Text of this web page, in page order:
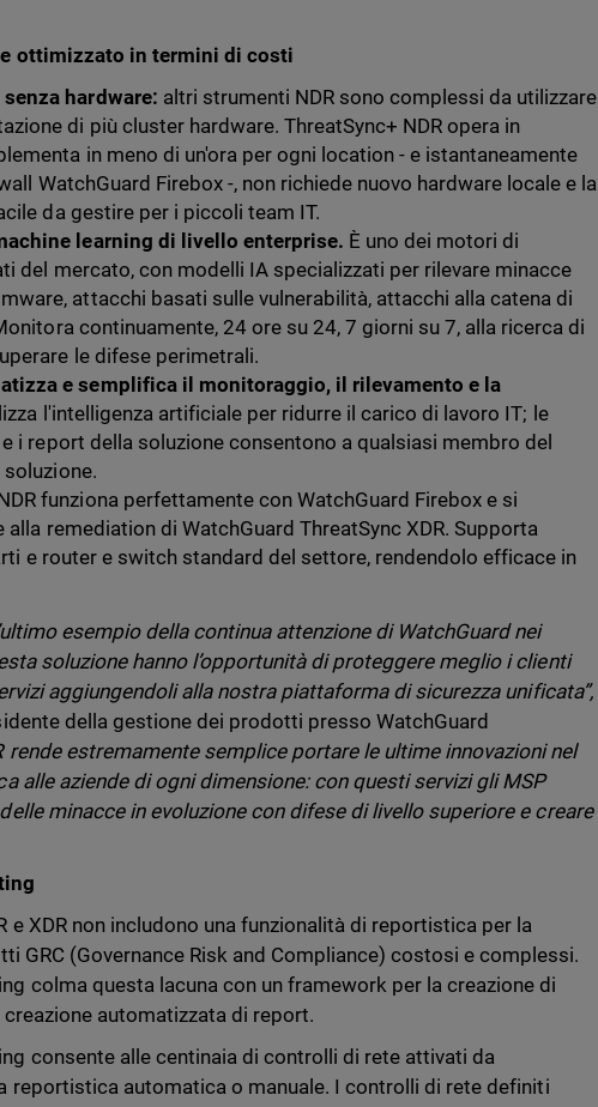
e ottimizzato in termini di costi
hardware: altri strumenti NDR sono complessi da utilizzare
di più cluster hardware. ThreatSync+ NDR opera in
in meno di un'ora per ogni location - e istantaneamente
WatchGuard Firebox -, non richiede nuovo hardware locale e la
da gestire per i piccoli team IT.
learning di livello enterprise. È uno dei motori di
del mercato, con modelli IA specializzati per rilevare minacce
attacchi basati sulle vulnerabilità, attacchi alla catena di
continuamente, 24 ore su 24, 7 giorni su 7, alla ricerca di
le difese perimetrali.
e semplifica il monitoraggio, il rilevamento e la
l'intelligenza artificiale per ridurre il carico di lavoro IT; le
i report della soluzione consentono a qualsiasi membro del
funziona perfettamente con WatchGuard Firebox e si
remediation di WatchGuard ThreatSync XDR. Supporta
e router e switch standard del settore, rendendolo efficace in
esempio della continua attenzione di WatchGuard nei
soluzione hanno l’opportunità di proteggere meglio i clienti
aggiungendoli alla nostra piattaforma di sicurezza unificata”,
della gestione dei prodotti presso WatchGuard
rende estremamente semplice portare le ultime innovazioni nel
alle aziende di ogni dimensione: con questi servizi gli MSP
minacce in evoluzione con difese di livello superiore e creare
XDR non includono una funzionalità di reportistica per la
GRC (Governance Risk and Compliance) costosi e complessi.
colma questa lacuna con un framework per la creazione di
automatizzata di report.
consente alle centinaia di controlli di rete attivati ​​da
reportistica automatica o manuale. I controlli di rete definiti